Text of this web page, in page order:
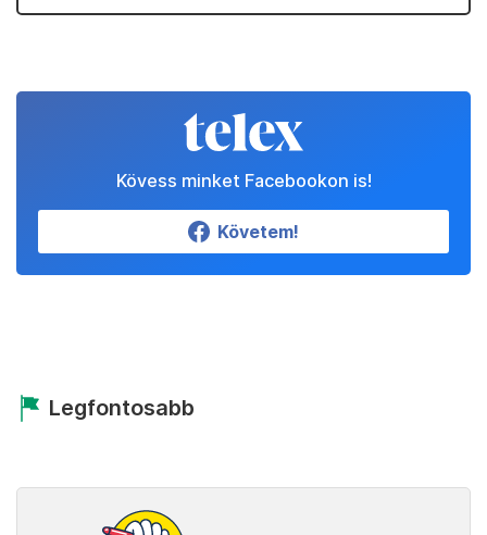
Kövess minket Facebookon is!
Követem!
Legfontosabb